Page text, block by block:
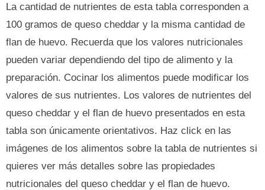
La cantidad de nutrientes de esta tabla corresponden a
100 gramos de queso cheddar y la misma cantidad de
flan de huevo. Recuerda que los valores nutricionales
pueden variar dependiendo del tipo de alimento y la
preparación. Cocinar los alimentos puede modificar los
valores de sus nutrientes. Los valores de nutrientes del
queso cheddar y el flan de huevo presentados en esta
tabla son únicamente orientativos. Haz click en las
imágenes de los alimentos sobre la tabla de nutrientes si
quieres ver más detalles sobre las propiedades
nutricionales del queso cheddar y el flan de huevo.